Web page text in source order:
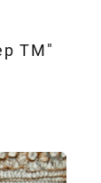
ТМ"